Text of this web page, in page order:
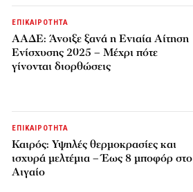
ΕΠΙΚΑΙΡΟΤΗΤΑ
ΑΑΔΕ: Άνοιξε ξανά η Ενιαία Αίτηση
Ενίσχυσης 2025 – Μέχρι πότε
γίνονται διορθώσεις
ΕΠΙΚΑΙΡΟΤΗΤΑ
Καιρός: Υψηλές θερμοκρασίες και
ισχυρά μελτέμια – Έως 8 μποφόρ στο
Αιγαίο